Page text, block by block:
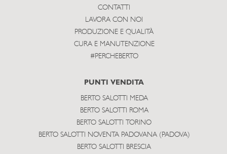
CONTATTI
LAVORA CON NOI
PRODUZIONE E QUALITÀ
CURA E MANUTENZIONE
#PERCHEBERTO
PUNTI VENDITA
BERTO SALOTTI MEDA
BERTO SALOTTI ROMA
BERTO SALOTTI TORINO
BERTO SALOTTI NOVENTA PADOVANA (PADOVA)
BERTO SALOTTI BRESCIA